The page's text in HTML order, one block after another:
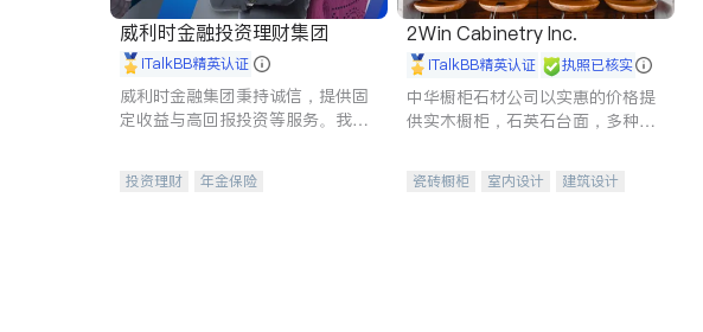
威利时金融投资理财集团
iTalkBB精英认证
威利时金融集团秉持诚信，提供固
定收益与高回报投资等服务。我们
元化组合，助力客户实现目标
投资理财
年金保险
2Win Cabinetry Inc.
iTalkBB精英认证 执照已核实
中华橱柜石材公司以实惠的价格提
供实木橱柜，石英石台面，多种优
机。品质厨房，家的选择。
瓷砖橱柜 室内设计
建筑设计